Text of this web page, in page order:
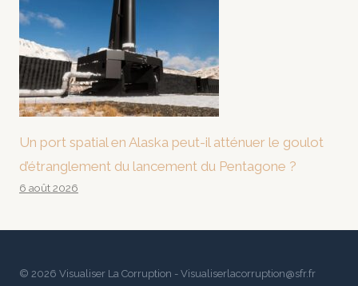
Un port spatial en Alaska peut-il atténuer le goulot
d’étranglement du lancement du Pentagone ?
6 août 2026
© 2026 Visualiser La Corruption - Visualiserlacorruption@sfr.fr